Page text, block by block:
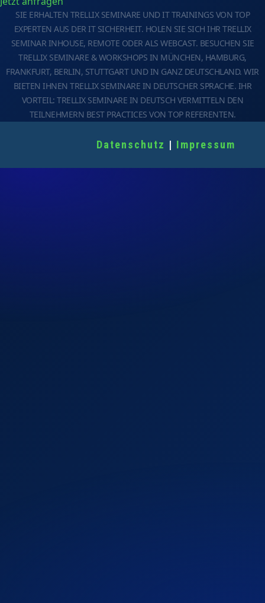
SIE ERHALTEN TRELLIX SEMINARE UND IT TRAININGS VON TOP
EXPERTEN AUS DER IT SICHERHEIT. HOLEN SIE SICH IHR TRELLIX
SEMINAR INHOUSE, REMOTE ODER ALS WEBCAST. BESUCHEN SIE
TRELLIX SEMINARE & WORKSHOPS IN MÜNCHEN, HAMBURG,
FRANKFURT, BERLIN, STUTTGART UND IN GANZ DEUTSCHLAND. WIR
BIETEN IHNEN TRELLIX SEMINARE IN DEUTSCHER SPRACHE. IHR
VORTEIL: TRELLIX SEMINARE IN DEUTSCH VERMITTELN DEN
TEILNEHMERN BEST PRACTICES VON TOP REFERENTEN.
Datenschutz | Impressum